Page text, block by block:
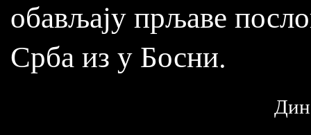
обављају прљаве
Срба из у Босни.